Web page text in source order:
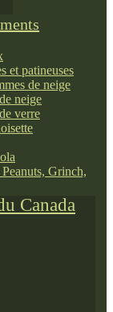
Canada
et patineuses
de neige
neige
verre
Grinch,